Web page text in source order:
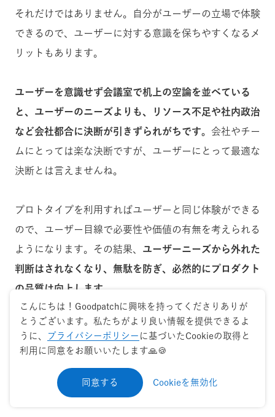
それだけではありません。自分がユーザーの立場で体験
できるので、ユーザーに対する意識を保ちやすくなるメ
リットもあります。
ユーザーを意識せず会議室で机上の空論を並べている
と、ユーザーのニーズよりも、リソース不足や社内政治
など会社都合に決断が引きずられがちです。 会社やチー
ムにとっては楽な決断ですが、ユーザーにとって最適な
決断とは言えませんね。
プロトタイプを利用すればユーザーと同じ体験ができる
ので、ユーザー目線で必要性や価値の有無を考えられる
ようになります。その結果、 ユーザーニーズから外れた
判断はされなくなり、無駄を防ぎ、必然的にプロダクト
の品質は向上します。
プロダクト作りが楽しくなる
こんにちは！Goodpatchに興味を持ってくださりありが
とうございます。私たちがより良い情報を提供できるよ
うに、
プライバシーポリシー に基づいたCookieの取得と
利用に同意をお願いいたします🙏🍪
同意する Cookieを無効化